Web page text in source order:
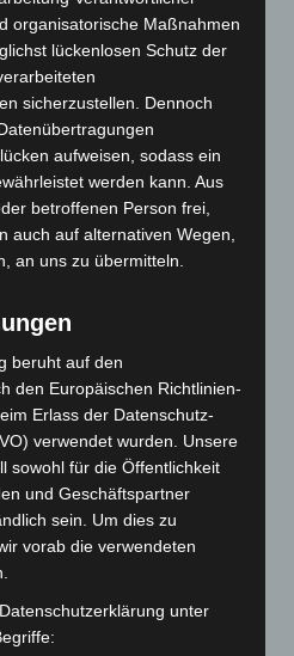
Carlton, Wolfsburg
und
Hotel und Restaurant, Hude
Greive, Haren
by Marriott Hannover
Sporthotel, Ankum
Resort Hotel, Adendorf
Dötlingen
organisatorische Maßnahmen
lückenlosen Schutz der
sicherzustellen. Dennoch
aufweisen, sodass ein
werden kann. Aus
betroffenen Person frei,
auch auf alternativen Wegen,
an uns zu übermitteln.
beruht auf den
den Europäischen Richtlinien-
Erlass der Datenschutz-
verwendet wurden. Unsere
sowohl für die Öffentlichkeit
und Geschäftspartner
sein. Um dies zu
vorab die verwendeten
unter